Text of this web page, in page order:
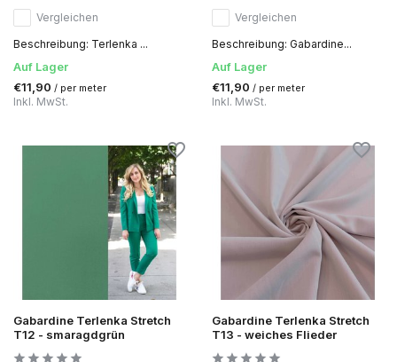
Vergleichen
Beschreibung: Terlenka ...
Auf Lager
€11,90 / per meter
Inkl. MwSt.
Vergleichen
Beschreibung: Gabardine...
Auf Lager
€11,90 / per meter
Inkl. MwSt.
Gabardine Terlenka Stretch
T12 - smaragdgrün
Gabardine Terlenka Stretch
T13 - weiches Flieder